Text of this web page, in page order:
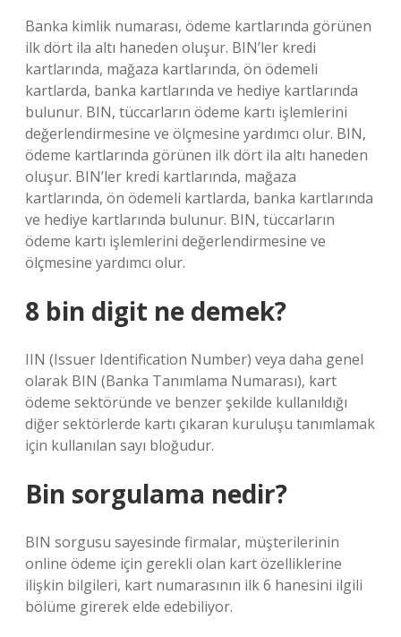
Banka kimlik numarası, ödeme kartlarında görünen
ilk dört ila altı haneden oluşur. BIN’ler kredi
kartlarında, mağaza kartlarında, ön ödemeli
kartlarda, banka kartlarında ve hediye kartlarında
bulunur. BIN, tüccarların ödeme kartı işlemlerini
değerlendirmesine ve ölçmesine yardımcı olur. BIN,
ödeme kartlarında görünen ilk dört ila altı haneden
oluşur. BIN’ler kredi kartlarında, mağaza
kartlarında, ön ödemeli kartlarda, banka kartlarında
ve hediye kartlarında bulunur. BIN, tüccarların
ödeme kartı işlemlerini değerlendirmesine ve
ölçmesine yardımcı olur.
8 bin digit ne demek?
IIN (Issuer Identification Number) veya daha genel
olarak BIN (Banka Tanımlama Numarası), kart
ödeme sektöründe ve benzer şekilde kullanıldığı
diğer sektörlerde kartı çıkaran kuruluşu tanımlamak
için kullanılan sayı bloğudur.
Bin sorgulama nedir?
BIN sorgusu sayesinde firmalar, müşterilerinin
online ödeme için gerekli olan kart özelliklerine
ilişkin bilgileri, kart numarasının ilk 6 hanesini ilgili
bölüme girerek elde edebiliyor.